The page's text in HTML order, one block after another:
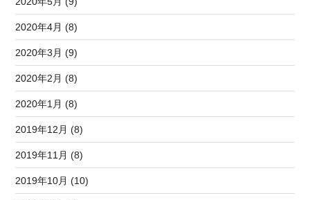
2020年4月 (8)
2020年3月 (9)
2020年2月 (8)
2020年1月 (8)
2019年12月 (8)
2019年11月 (8)
2019年10月 (10)